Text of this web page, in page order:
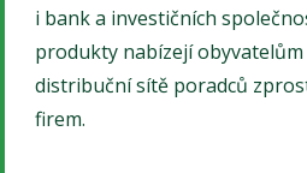
i bank a investičních
produkty nabízejí obyvatelům
distribuční sítě poradců
firem.